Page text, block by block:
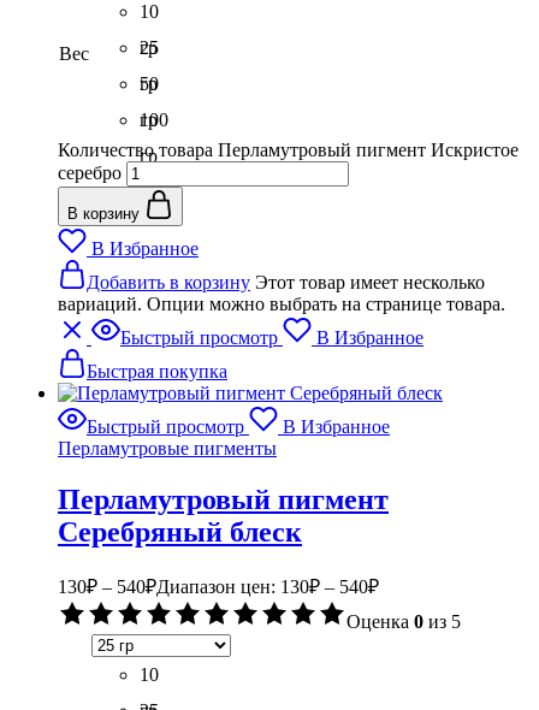
Вес
10
гр
25
гр
50
гр
100
гр
Количество товара Перламутровый пигмент Искристое
серебро
В корзину
В Избранное
Добавить в корзину Этот товар имеет несколько
вариаций. Опции можно выбрать на странице товара.
Быстрый просмотр
В Избранное
Быстрая покупка
Быстрый просмотр
В Избранное
Перламутровые пигменты
Перламутровый пигмент
Серебряный блеск
130₽ – 540₽Диапазон цен: 130₽ – 540₽
Оценка 0 из 5
10